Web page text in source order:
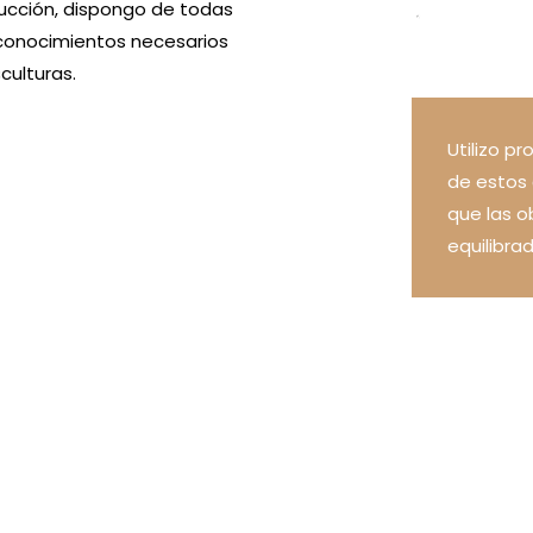
dispongo de todas
necesarios
Utilizo
de estos
que las